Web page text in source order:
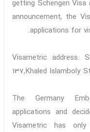
getting Schengen
announcement, the
applications for
• Visametric
137,Khaled Islamboly
The Germany
applications and
Visametric has